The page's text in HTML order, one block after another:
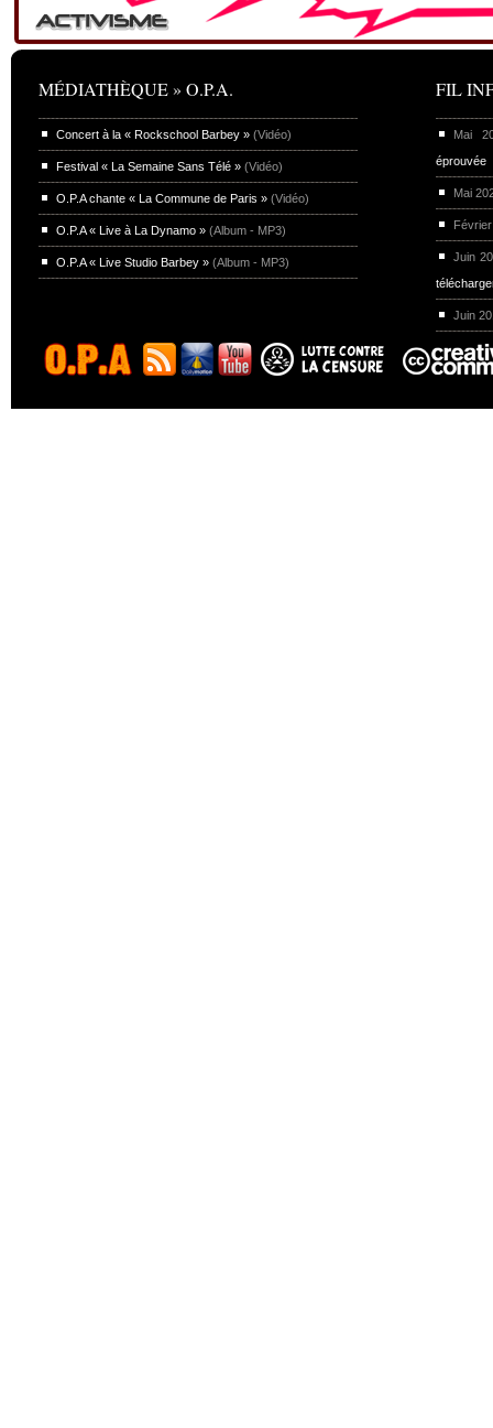
MÉDIATHÈQUE » O.P.A.
Concert à la « Rockschool Barbey » (Vidéo)
Festival « La Semaine Sans Télé » (Vidéo)
O.P.A chante « La Commune de Paris » (Vidéo)
O.P.A « Live à La Dynamo » (Album - MP3)
O.P.A « Live Studio Barbey » (Album - MP3)
FIL
Mai
éprouvée
Mai
Juin
Juin